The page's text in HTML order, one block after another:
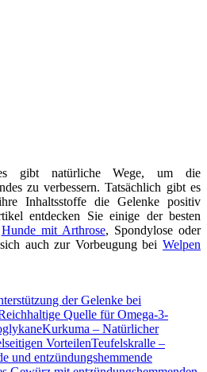
gibt natürliche Wege, um die
zu verbessern. Tatsächlich gibt es
Inhaltsstoffe die Gelenke positiv
entdecken Sie einige der besten
Hunde mit Arthrose, Spondylose oder
auch zur Vorbeugung bei Welpen
der Gelenke bei
Quelle für Omega-3-
Kurkuma – Natürlicher
VorteilenTeufelskralle –
und entzündungshemmende